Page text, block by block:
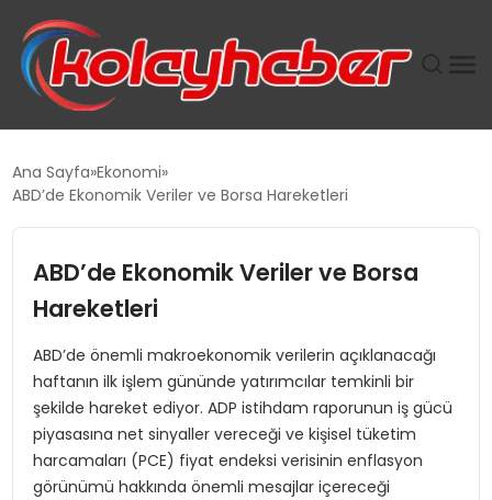
TANYER YAPI ZEMIN MÜHENDISLIĞINDE HEDEF
TOROSLAR’DA PAZAR GERGİNLİĞİ!
Ana Sayfa Ekonomi
ABD’de Ekonomik Veriler ve Borsa Hareketleri
ABD’de Ekonomik Veriler ve Borsa
Hareketleri
ABD’de önemli makroekonomik verilerin açıklanacağı
haftanın ilk işlem gününde yatırımcılar temkinli bir
şekilde hareket ediyor. ADP istihdam raporunun iş gücü
piyasasına net sinyaller vereceği ve kişisel tüketim
harcamaları (PCE) fiyat endeksi verisinin enflasyon
görünümü hakkında önemli mesajlar içereceği